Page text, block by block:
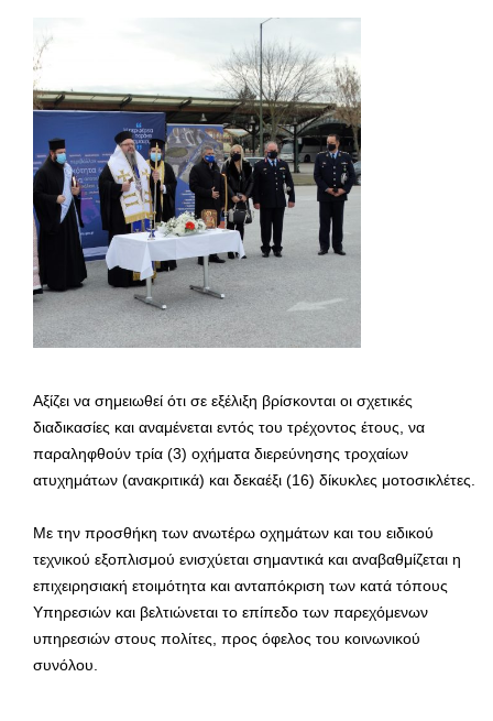
Αξίζει να σημειωθεί ότι σε εξέλιξη βρίσκονται οι σχετικές
διαδικασίες και αναμένεται εντός του τρέχοντος έτους, να
παραληφθούν τρία (3) οχήματα διερεύνησης τροχαίων
ατυχημάτων (ανακριτικά) και δεκαέξι (16) δίκυκλες μοτοσικλέτες.
Με την προσθήκη των ανωτέρω οχημάτων και του ειδικού
τεχνικού εξοπλισμού ενισχύεται σημαντικά και αναβαθμίζεται η
επιχειρησιακή ετοιμότητα και ανταπόκριση των κατά τόπους
Υπηρεσιών και βελτιώνεται το επίπεδο των παρεχόμενων
υπηρεσιών στους πολίτες, προς όφελος του κοινωνικού
συνόλου.